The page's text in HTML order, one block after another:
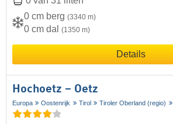
0 cm berg (3340 m)
0 cm dal (1350 m)
Details
Hochoetz – Oetz
Europa Oostenrijk Tirol Tiroler Oberland (regio)